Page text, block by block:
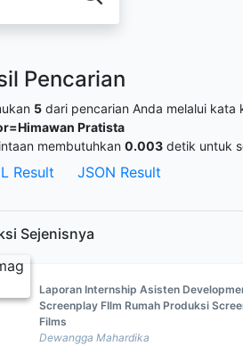
Pencarian
5 dari pencarian Anda melalui kata
Pratista
membutuhkan 0.003 detik untuk
Result JSON Result
Sejenisnya
Laporan Internship Asisten
Screenplay FIlm Rumah Produksi
Films
Dewangga Mahardika